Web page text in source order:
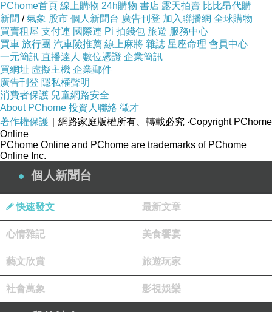
PChome首頁 線上購物 24h購物 書店 露天拍賣 比比昂代購
新聞 /氣象 股市 個人新聞台 廣告刊登 加入聯播網 全球購物
買賣租屋 支付連 國際連 Pi 拍錢包 旅遊 服務中心
買車 旅行團 汽車險推薦 線上麻將 雜誌 星座命理 會員中心
一元簡訊 直播達人 數位憑證 企業簡訊
買網址 虛擬主機 企業郵件
廣告刊登 隱私權聲明
消費者保護 兒童網路安全
About PChome 投資人聯絡 徵才
著作權保護 ｜網路家庭版權所有、轉載必究 ‧Copyright PChome
Online
PChome Online and PChome are trademarks of PChome
Online Inc.
個人新聞台
快速發文 最新文章
心情雜記 美食饗宴
藝文欣賞 旅遊玩家
社會萬象 影視娛樂